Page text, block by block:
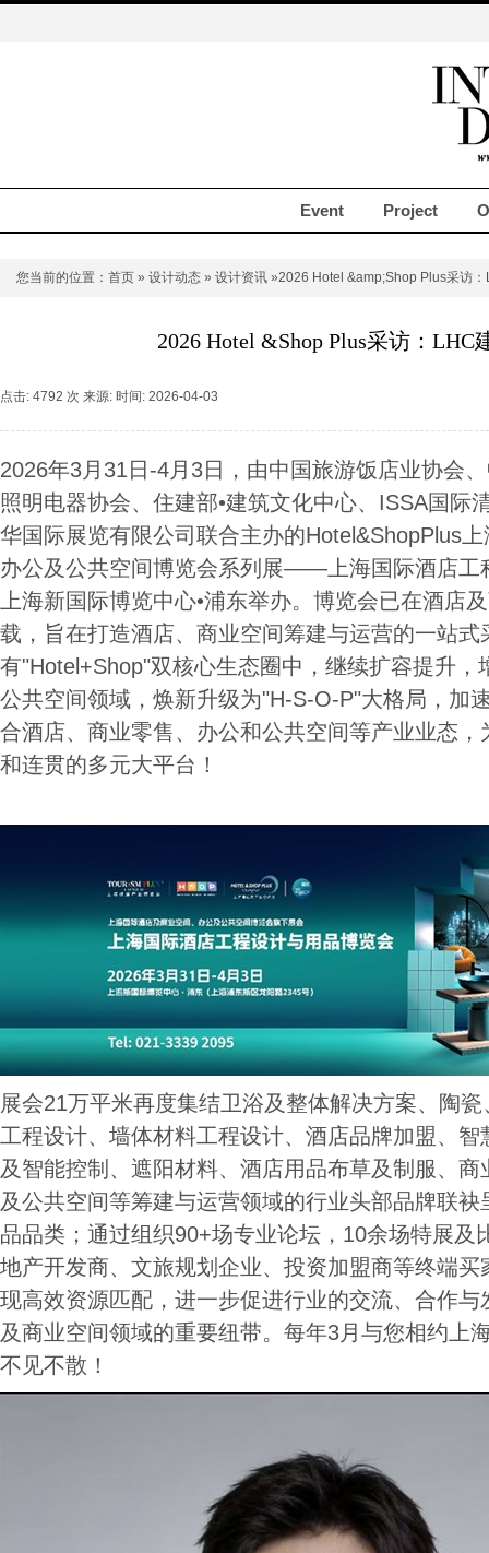
Event Project
您当前的位置： 首页 » 设计动态 » 设计资讯 »2026 Hotel &amp;Shop Plus采访
2026 Hotel &Shop Plus采访：LHC
点击: 4792 次 来源: 时间: 2026-04-03
2026年3月31日-4月3日，由中国旅游饭店业协会
照明电器协会、住建部•建筑文化中心、ISSA国际
华国际展览有限公司联合主办的Hotel&ShopPlus
办公及公共空间博览会系列展——上海国际酒店工
上海新国际博览中心•浦东举办。博览会已在酒店
载，旨在打造酒店、商业空间筹建与运营的一站式
有"Hotel+Shop"双核心生态圈中，继续扩容提升，
公共空间领域，焕新升级为"H-S-O-P"大格局，加
合酒店、商业零售、办公和公共空间等产业业态
和连贯的多元大平台！
展会21万平米再度集结卫浴及整体解决方案、陶
工程设计、墙体材料工程设计、酒店品牌加盟、
及智能控制、遮阳材料、酒店用品布草及制服、
及公共空间等筹建与运营领域的行业头部品牌联
品品类；通过组织90+场专业论坛，10余场特展及
地产开发商、文旅规划企业、投资加盟商等终端
现高效资源匹配，进一步促进行业的交流、合作
及商业空间领域的重要纽带。每年3月与您相约上
不见不散！